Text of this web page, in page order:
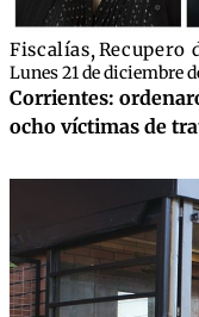
Fiscalías,Recupero
Lunes 21 de diciembre
Corrientes:
ocho víctimas de